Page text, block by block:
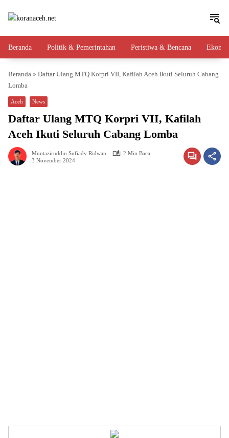
Beranda Politik & Pemerintahan Peristiwa & Bencana
Beranda » Daftar Ulang MTQ Korpri VII, Kafilah Aceh Ikuti Seluruh Cabang
Lomba
Aceh News
Daftar Ulang MTQ Korpri VII, Kafilah
Aceh Ikuti Seluruh Cabang Lomba
Muntaziruddin Sufiady Ridwan
2 Min Baca
3 November 2024